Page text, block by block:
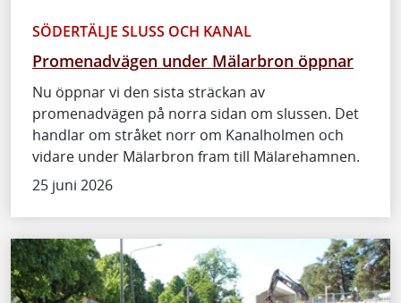
SÖDERTÄLJE SLUSS OCH KANAL
Promenadvägen under Mälarbron öppnar
Nu öppnar vi den sista sträckan av
promenadvägen på norra sidan om slussen. Det
handlar om stråket norr om Kanalholmen och
vidare under Mälarbron fram till Mälarehamnen.
25 juni 2026